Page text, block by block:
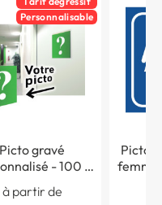
Personnalisable
Picto gravé
- 100 x
100 mm
à partir de
Picto